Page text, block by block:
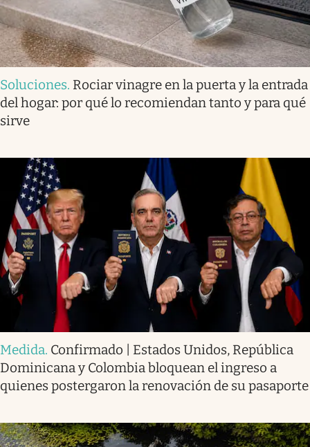
Soluciones. Rociar vinagre en la puerta y la entrada
del hogar: por qué lo recomiendan tanto y para qué
sirve
Medida. Confirmado | Estados Unidos, República
Dominicana y Colombia bloquean el ingreso a
quienes postergaron la renovación de su pasaporte